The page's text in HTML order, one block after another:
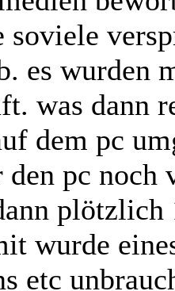
soviele
es wurden
was dann
dem pc
den pc
plötzlich
wurde
etc